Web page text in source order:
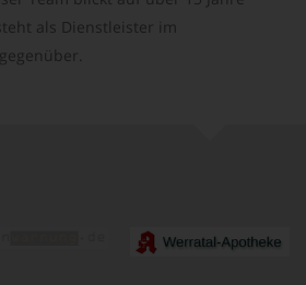
als Dienstleister im